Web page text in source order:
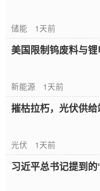
储能 1天前
美国限制钨废料与
新能源 1天前
摧枯拉朽，光伏供
光伏 1天前
习近平总书记提到的